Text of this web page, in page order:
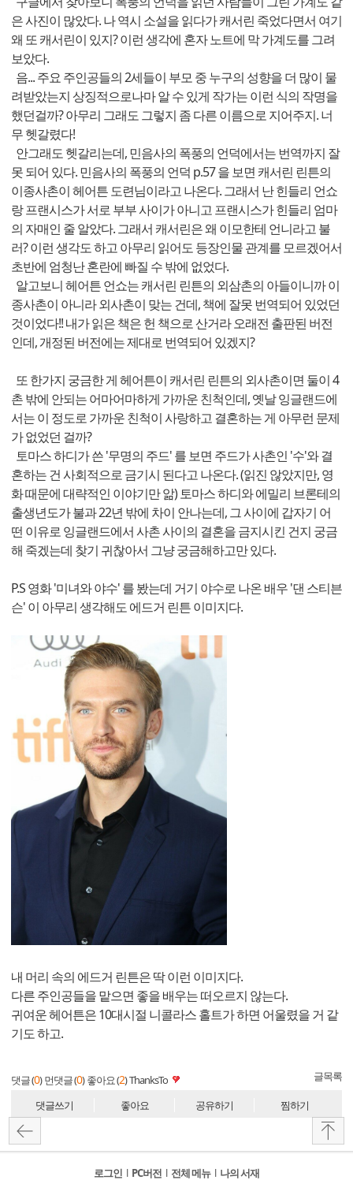
은 사진이 많았다. 나 역시 소설을 읽다가 캐서린 죽었다면서 여기
왜 또 캐서린이 있지? 이런 생각에 혼자 노트에 막 가계도를 그려
보았다.
음... 주요 주인공들의 2세들이 부모 중 누구의 성향을 더 많이 물
려받았는지 상징적으로나마 알 수 있게 작가는 이런 식의 작명을
했던걸까? 아무리 그래도 그렇지 좀 다른 이름으로 지어주지. 너
무 헷갈렸다!
안그래도 헷갈리는데, 민음사의 폭풍의 언덕에서는 번역까지 잘
못 되어 있다. 민음사의 폭풍의 언덕 p.57 을 보면 캐서린 린튼의
이종사촌이 헤어튼 도련님이라고 나온다. 그래서 난 힌들리 언쇼
랑 프랜시스가 서로 부부 사이가 아니고 프랜시스가 힌들리 엄마
의 자매인 줄 알았다. 그래서 캐서린은 왜 이모한테 언니라고 불
러? 이런 생각도 하고 아무리 읽어도 등장인물 관계를 모르겠어서
초반에 엄청난 혼란에 빠질 수 밖에 없었다.
알고보니 헤어튼 언쇼는 캐서린 린튼의 외삼촌의 아들이니까 이
종사촌이 아니라 외사촌이 맞는 건데, 책에 잘못 번역되어 있었던
것이었다!! 내가 읽은 책은 헌 책으로 산거라 오래전 출판된 버전
인데, 개정된 버전에는 제대로 번역되어 있겠지?
또 한가지 궁금한 게 헤어튼이 캐서린 린튼의 외사촌이면 둘이 4
촌 밖에 안되는 어마어마하게 가까운 친척인데, 옛날 잉글랜드에
서는 이 정도로 가까운 친척이 사랑하고 결혼하는 게 아무런 문제
가 없었던 걸까?
토마스 하디가 쓴 '무명의 주드' 를 보면 주드가 사촌인 '수'와 결
혼하는 건 사회적으로 금기시 된다고 나온다. (읽진 않았지만, 영
화 때문에 대략적인 이야기만 앎) 토마스 하디와 에밀리 브론테의
출생년도가 불과 22년 밖에 차이 안나는데, 그 사이에 갑자기 어
떤 이유로 잉글랜드에서 사촌 사이의 결혼을 금지시킨 건지 궁금
해 죽겠는데 찾기 귀찮아서 그냥 궁금해하고만 있다.
P.S 영화 '미녀와 야수' 를 봤는데 거기 야수로 나온 배우 '댄 스티븐
슨' 이 아무리 생각해도 에드거 린튼 이미지다.
내 머리 속의 에드거 린튼은 딱 이런 이미지다.
다른 주인공들을 맡으면 좋을 배우는 떠오르지 않는다.
귀여운 헤어튼은 10대시절 니콜라스 홀트가 하면 어울렸을 거 같
기도 하고.
댓글 (0) 먼댓글 (0) 좋아요 (2)ThanksTo 글목록
댓글쓰기 좋아요 공유하기 찜하기
로그인 l PC버전 l 전체 메뉴 l 나의 서재